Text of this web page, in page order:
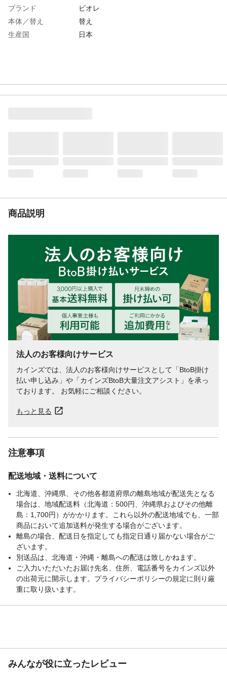
ブランド
ビオレ
本体／替え
替え
生産国
日本
商品説明
法人のお客様向けサービス
カインズでは、法人のお客様向けサービスとして「BtoB掛け
払い申し込み」や「カインズBtoB大量注文アシスト」を承っ
ております。 お気軽にご相談ください。
もっと見る
注意事項
配送地域・送料について
北海道、沖縄県、その他各都道府県の離島地域が配送先となる
場合は、地域配送料（北海道：500円、沖縄県およびその他離
島：1,700円）がかかります。これら以外の配送地域でも、一部
商品において追加送料が発生する場合がございます。
離島の場合、配送日を指定しても指定日通り届かない場合がご
ざいます。
別送品は、北海道・沖縄・離島への配送は致しかねます。
ご入力いただいたお届け先名、住所、電話番号をカインズ以外
の出荷元に開示します。プライバシーポリシーの規定に則り厳
重に取り扱います。
みんなが役に立ったレビュー